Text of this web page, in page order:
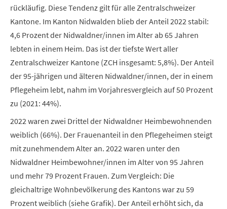
rückläufig. Diese Tendenz gilt für alle Zentralschweizer
Kantone. Im Kanton Nidwalden blieb der Anteil 2022 stabil:
4,6 Prozent der Nidwaldner/innen im Alter ab 65 Jahren
lebten in einem Heim. Das ist der tiefste Wert aller
Zentralschweizer Kantone (ZCH insgesamt: 5,8%). Der Anteil
der 95-jährigen und älteren Nidwaldner/innen, der in einem
Pflegeheim lebt, nahm im Vorjahresvergleich auf 50 Prozent
zu (2021: 44%).
2022 waren zwei Drittel der Nidwaldner Heimbewohnenden
weiblich (66%). Der Frauenanteil in den Pflegeheimen steigt
mit zunehmendem Alter an. 2022 waren unter den
Nidwaldner Heimbewohner/innen im Alter von 95 Jahren
und mehr 79 Prozent Frauen. Zum Vergleich: Die
gleichaltrige Wohnbevölkerung des Kantons war zu 59
Prozent weiblich (siehe Grafik). Der Anteil erhöht sich, da